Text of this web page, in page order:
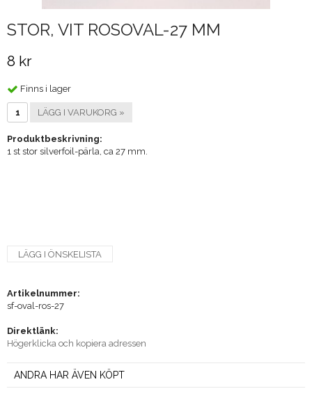
STOR, VIT ROSOVAL-27 MM
8 kr
Finns i lager
LÄGG I VARUKORG »
Produktbeskrivning:
1 st stor silverfoil-pärla, ca 27 mm.
LÄGG I ÖNSKELISTA
Artikelnummer:
sf-oval-ros-27
Direktlänk:
Högerklicka och kopiera adressen
ANDRA HAR ÄVEN KÖPT